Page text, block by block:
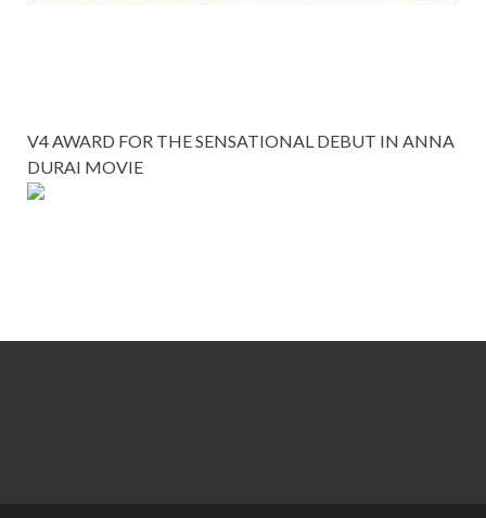
V4 AWARD FOR THE SENSATIONAL DEBUT IN ANNA
DURAI MOVIE